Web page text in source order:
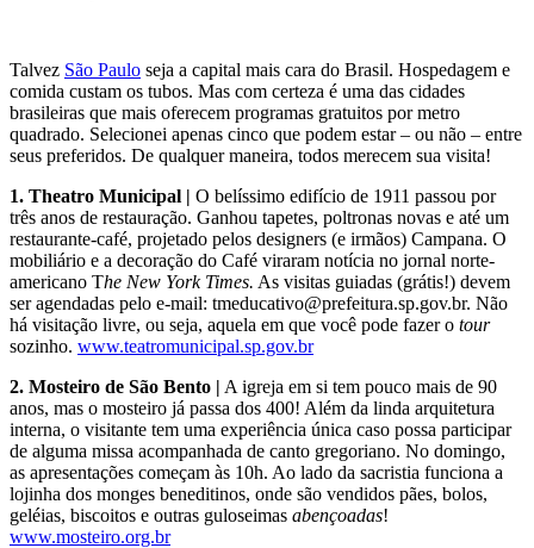
Talvez São Paulo seja a capital mais cara do Brasil. Hospedagem e
comida custam os tubos. Mas com certeza é uma das cidades
brasileiras que mais oferecem programas gratuitos por metro
quadrado. Selecionei apenas cinco que podem estar – ou não – entre
seus preferidos. De qualquer maneira, todos merecem sua visita!
1. Theatro Municipal | O belíssimo edifício de 1911 passou por
três anos de restauração. Ganhou tapetes, poltronas novas e até um
restaurante-café, projetado pelos designers (e irmãos) Campana. O
mobiliário e a decoração do Café viraram notícia no jornal norte-
americano The New York Times. As visitas guiadas (grátis!) devem
ser agendadas pelo e-mail: tmeducativo@prefeitura.sp.gov.br. Não
há visitação livre, ou seja, aquela em que você pode fazer o tour
sozinho. www.teatromunicipal.sp.gov.br
2. Mosteiro de São Bento | A igreja em si tem pouco mais de 90
anos, mas o mosteiro já passa dos 400! Além da linda arquitetura
interna, o visitante tem uma experiência única caso possa participar
de alguma missa acompanhada de canto gregoriano. No domingo,
as apresentações começam às 10h. Ao lado da sacristia funciona a
lojinha dos monges beneditinos, onde são vendidos pães, bolos,
geléias, biscoitos e outras guloseimas abençoadas!
www.mosteiro.org.br